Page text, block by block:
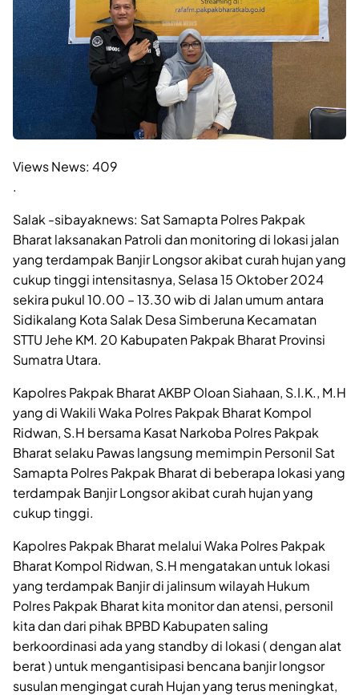
Views News: 409
.
Salak -sibayaknews: Sat Samapta Polres Pakpak
Bharat laksanakan Patroli dan monitoring di lokasi jalan
yang terdampak Banjir Longsor akibat curah hujan yang
cukup tinggi intensitasnya, Selasa 15 Oktober 2024
sekira pukul 10.00 – 13.30 wib di Jalan umum antara
Sidikalang Kota Salak Desa Simberuna Kecamatan
STTU Jehe KM. 20 Kabupaten Pakpak Bharat Provinsi
Sumatra Utara.
Kapolres Pakpak Bharat AKBP Oloan Siahaan, S.I.K., M.H
yang di Wakili Waka Polres Pakpak Bharat Kompol
Ridwan, S.H bersama Kasat Narkoba Polres Pakpak
Bharat selaku Pawas langsung memimpin Personil Sat
Samapta Polres Pakpak Bharat di beberapa lokasi yang
terdampak Banjir Longsor akibat curah hujan yang
cukup tinggi.
Kapolres Pakpak Bharat melalui Waka Polres Pakpak
Bharat Kompol Ridwan, S.H mengatakan untuk lokasi
yang terdampak Banjir di jalinsum wilayah Hukum
Polres Pakpak Bharat kita monitor dan atensi, personil
kita dan dari pihak BPBD Kabupaten saling
berkoordinasi ada yang standby di lokasi ( dengan alat
berat ) untuk mengantisipasi bencana banjir longsor
susulan mengingat curah Hujan yang terus meningkat,